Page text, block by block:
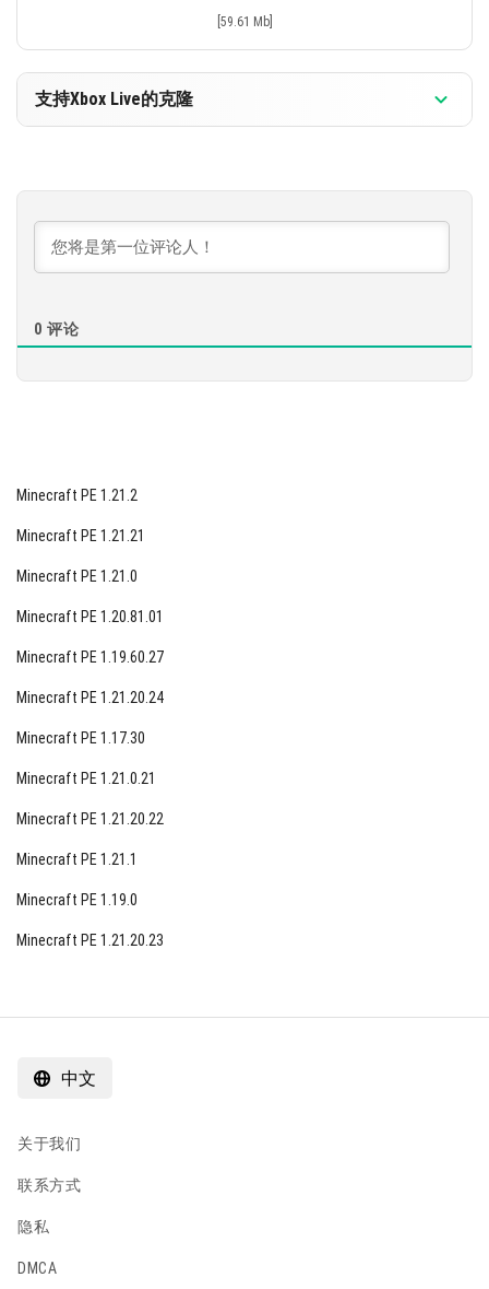
游戏成就“Beam Me Up”可以解锁
Android版MCPE 1.2.11的变化
在地图设置中，您可以激活和禁用玩家之间的
PvP模式
与游戏性能相关的修复
修复了发射任何抛射物时导致游戏崩溃的错误
1.2.11.4
在会变得更快熟
在相邻轨道上平行移动的手推车不再发生碰撞
游戏世界的创建者图标现在显示在地图的顶部
在玩家跳跃时，方块会正面放置
Minecraft Pocket Edition游戏世界的地图现在可以
修复：MKPE中的红石
较器上
熄灭的红石火把在更新或重新安装之前不会亮
起。
与生物相关的错误
减少了爬行者的爆炸半径
复
的数量
改进了Minecraft PE 1.2.11的创意模式菜单，现在
令的列表
[59.61 Mb]
支持Xbox Live的克隆
0 评论
Minecraft PE 1.21.2
Minecraft PE 1.21.21
Minecraft PE 1.21.0
Minecraft PE 1.20.81.01
Minecraft PE 1.19.60.27
Minecraft PE 1.21.20.24
Minecraft PE 1.17.30
Minecraft PE 1.21.0.21
Minecraft PE 1.21.20.22
Minecraft PE 1.21.1
Minecraft PE 1.19.0
Minecraft PE 1.21.20.23
中文
关于我们
联系方式
隐私
DMCA